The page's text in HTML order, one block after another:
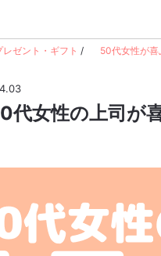
レゼント・ギフト / 50代女性が喜
代女性の上司が